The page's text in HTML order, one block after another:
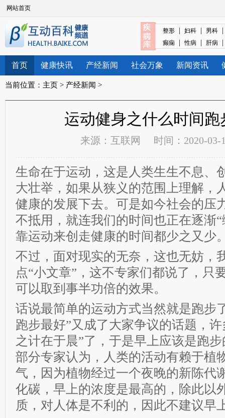
网站首页
整形 | 妇科 | 男科 |
癫痫 | 性病 | 肝病 |
首页 健康快讯 产经新闻 社会万象 新闻资讯
当前位置： 主页 > 产经新闻 >
运动健身之什么时间跑
来源： 互联网 时间：2020-03-
生命在于运动，这是人类生生不息、
大壮举，如果从狭义的范围上理解，
健康的发展下去。可是如今社会的压
不抵用，就连我们的时间也正在逐渐
靠运动来创走健康的时间都少之又少
不过，面对现实的无奈，这也无妨，
点“小文章”，这不专家们都说了，只
可以取到事半功倍的效果。
话说最简单的运动方式当然就是跑步
跑步最好”又成了大家争议的话题，
之计在于晨”了，于是早上应该是跑
部分专家认为，人类的活动有赖于植
气，因为植物经过一个夜晚的新陈代
化碳，早上的浓度是最高的，除此以
质，对人体是不利的，因此不建议早